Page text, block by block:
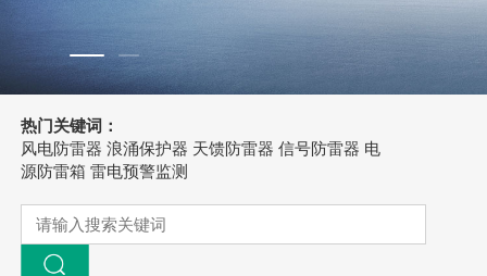
热门关键词：
风电防雷器 浪涌保护器 天馈防雷器 信号防雷器 电
源防雷箱 雷电预警监测